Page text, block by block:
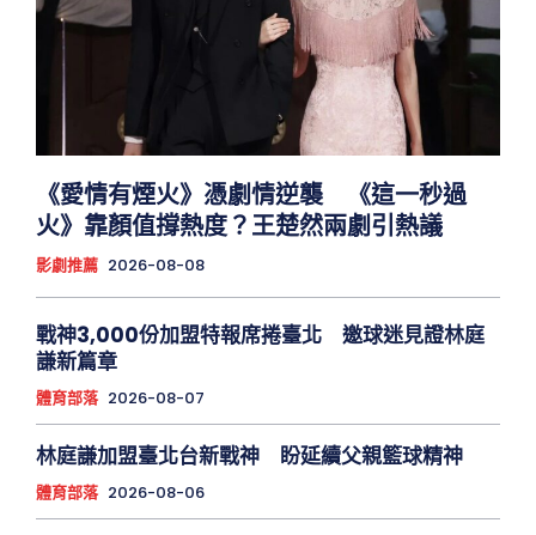
《愛情有煙火》憑劇情逆襲 《這一秒過
火》靠顏值撐熱度？王楚然兩劇引熱議
影劇推薦 2026-08-08
戰神3,000份加盟特報席捲臺北 邀球迷見證林庭
謙新篇章
體育部落 2026-08-07
林庭謙加盟臺北台新戰神 盼延續父親籃球精神
體育部落 2026-08-06